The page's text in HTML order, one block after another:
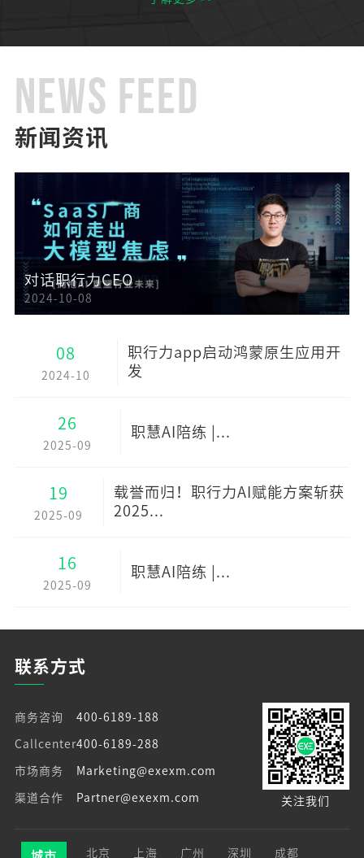
NEWS FEED
新闻资讯
对话职行力CEO
2024-10-08
08
2024-10
职行力app启动鸿蒙原生应用开
发
26
2025-09
职慧AI陪练 |...
19
2025-09
载誉而归！职行力AI赋能方案斩获
2025...
16
2025-09
职慧AI陪练 |...
联系方式
商务咨询 400-6189-188
Callcenter400-6189-288
市场商务 Marketing@exexm.com
渠道合作 Partner@exexm.com 关注我们
北京 上海 广州 深圳 成都